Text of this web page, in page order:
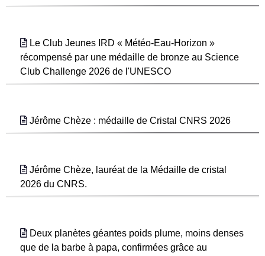
Le Club Jeunes IRD « Météo-Eau-Horizon »
récompensé par une médaille de bronze au Science
Club Challenge 2026 de l'UNESCO
Jérôme Chèze : médaille de Cristal CNRS 2026
Jérôme Chèze, lauréat de la Médaille de cristal
2026 du CNRS.
Deux planètes géantes poids plume, moins denses
que de la barbe à papa, confirmées grâce au